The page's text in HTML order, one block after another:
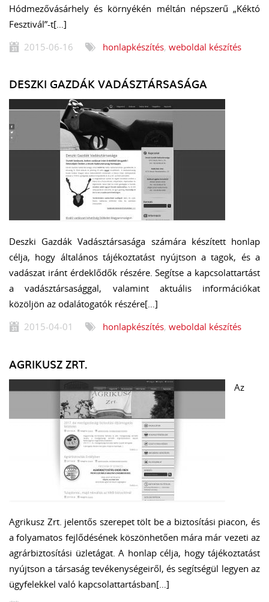
Hódmezővásárhely és környékén méltán népszerű „Kéktó
Fesztivál”-t[…]
2015-06-16
honlapkészítés, weboldal készítés
DESZKI GAZDÁK VADÁSZTÁRSASÁGA
Deszki Gazdák Vadásztársasága számára készített honlap
célja, hogy általános tájékoztatást nyújtson a tagok, és a
vadászat iránt érdeklődők részére. Segítse a kapcsolattartást
a vadásztársasággal, valamint aktuális információkat
közöljön az odalátogatók részére[…]
2015-04-01
honlapkészítés, weboldal készítés
AGRIKUSZ ZRT.
Az
Agrikusz Zrt. jelentős szerepet tölt be a biztosítási piacon, és
a folyamatos fejlődésének köszönhetően mára már vezeti az
agrárbiztosítási üzletágat. A honlap célja, hogy tájékoztatást
nyújtson a társaság tevékenységeiről, és segítségül legyen az
ügyfelekkel való kapcsolattartásban[…]